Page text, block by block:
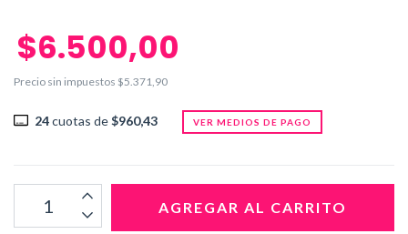
$6.500,00
Precio sin impuestos $5.371,90
24cuotas de$960,43 VER MEDIOS DE PAGO